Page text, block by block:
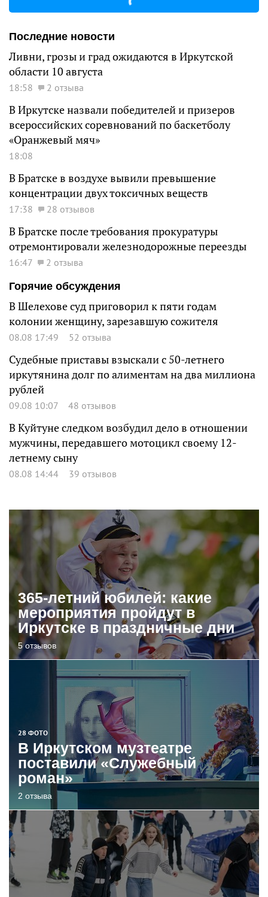
Последние новости
Ливни, грозы и град ожидаются в Иркутской
области 10 августа
18:58 2 отзыва
В Иркутске назвали победителей и призеров
всероссийских соревнований по баскетболу
«Оранжевый мяч»
18:08
В Братске в воздухе вывили превышение
концентрации двух токсичных веществ
17:38 28 отзывов
В Братске после требования прокуратуры
отремонтировали железнодорожные переезды
16:47
2 отзыва
Горячие обсуждения
В Шелехове суд приговорил к пяти годам
колонии женщину, зарезавшую сожителя
08.08 17:49 52 отзыва
Судебные приставы взыскали с 50-летнего
иркутянина долг по алиментам на два миллиона
рублей
09.08 10:07 48 отзывов
В Куйтуне следком возбудил дело в отношении
мужчины, передавшего мотоцикл своему 12-
летнему сыну
08.08 14:44 39 отзывов
365-летний юбилей: какие
мероприятия пройдут в
Иркутске в праздничные дни
5 отзывов
28 ФОТО
В Иркутском музтеатре
поставили «Служебный
роман»
2 отзыва